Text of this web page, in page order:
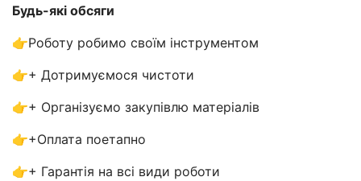
Будь-які обсяги
👉Роботу робимо своїм інструментом
👉+ Дотримуємося чистоти
👉+ Організуємо закупівлю матеріалів
👉+Оплата поетапно
👉+ Гарантія на всі види роботи